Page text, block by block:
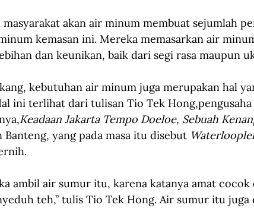
masyarakat akan air minum membuat sejumlah
kemasan ini. Mereka memasarkan air
dan keunikan, baik dari segi rasa maupun
kebutuhan air minum juga merupakan hal
ini terlihat dari tulisan Tio Tek
Keadaan Jakarta Tempo Doeloe, Sebuah
Banteng, yang pada masa itu disebut
ambil air sumur itu, karena katanya amat cocok
teh,” tulis Tio Tek Hong. Air sumur itu juga